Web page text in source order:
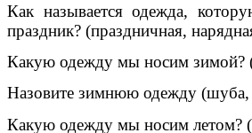
Как называется одежда,
праздник? (праздничная,
Какую одежду мы носим
Назовите зимнюю одежду (шуба,
Какую одежду мы носим летом?